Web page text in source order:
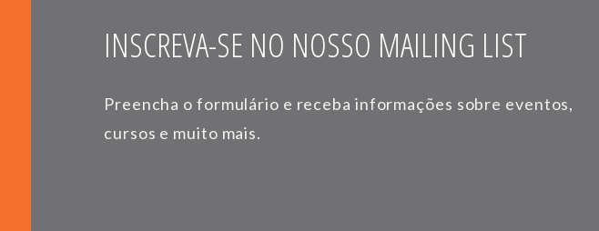
INSCREVA-SE NO NOSSO MAILING LIST
Preencha o formulário e receba informações sobre eventos,
cursos e muito mais.